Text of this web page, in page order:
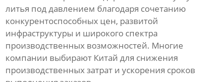
литья под давлением благодаря сочетанию
конкурентоспособных цен, развитой
инфраструктуры и широкого спектра
производственных возможностей. Многие
компании выбирают Китай для снижения
производственных затрат и ускорения сроков